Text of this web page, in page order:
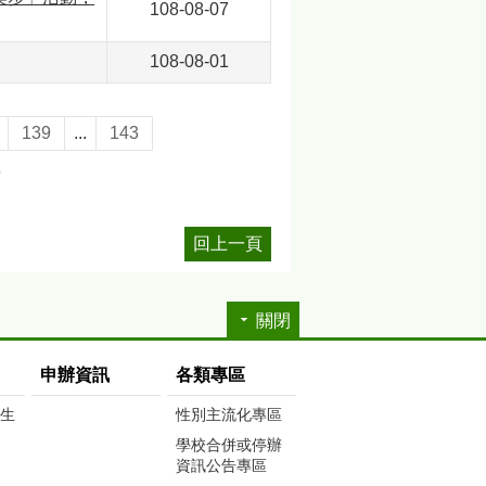
108-08-07
108-08-01
139 ... 143
回上一頁
關閉
申辦資訊 各類專區
性別主流化專區
學校合併或停辦
資訊公告專區